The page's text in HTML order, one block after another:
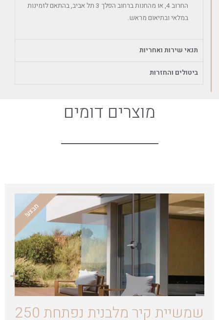
החרוב 4, או מהחנות ברחוב הפלך 3 תל אביב, בהתאם לזמינות
במלאי ובתיאום מראש.
תנאי שירות ואחריות
ביטולים והחזרות
מוצרים דומים
מבצע!
שמשיית קיר מלבנית נפתחת 250